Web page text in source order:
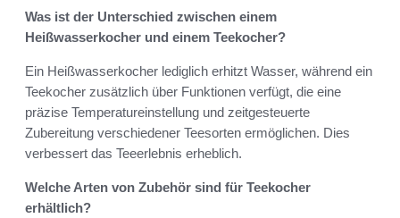
Was ist der Unterschied zwischen einem
Heißwasserkocher und einem Teekocher?
Ein Heißwasserkocher lediglich erhitzt Wasser, während ein
Teekocher zusätzlich über Funktionen verfügt, die eine
präzise Temperatureinstellung und zeitgesteuerte
Zubereitung verschiedener Teesorten ermöglichen. Dies
verbessert das Teeerlebnis erheblich.
Welche Arten von Zubehör sind für Teekocher
erhältlich?